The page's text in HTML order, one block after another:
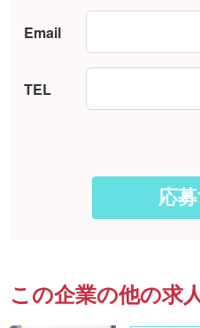
Email
TEL
この企業の他の求